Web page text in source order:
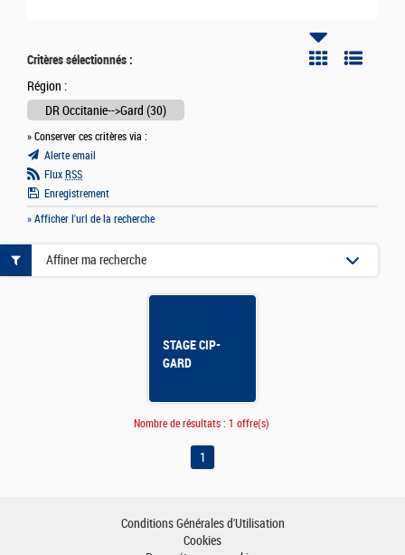
Critères sélectionnés :
Région :
DR Occitanie-->Gard (30)
» Conserver ces critères via :
Alerte email
Flux RSS
Enregistrement
» Afficher l'url de la recherche
STAGE CIP-
GARD
Affiner ma recherche
Nombre de résultats : 1 offre(s)
1
Conditions Générales d'Utilisation
Cookies